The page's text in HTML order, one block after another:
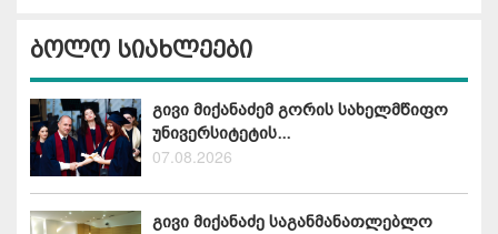
ბოლო სიახლეები
გივი მიქანაძემ გორის სახელმწიფო
უნივერსიტეტის...
07.08.2026
გივი მიქანაძე საგანმანათლებლო